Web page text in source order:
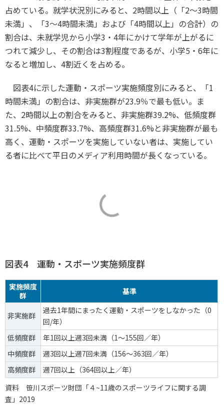
占めている。就学状況別にみると、 2時間以上（「2～3時間
未満」、「3～4時間未満」および「4時間以上」の合計）の
割合は、未就学児から小学3 ・ 4年にかけて学年が上がるに
つれて減少し、その割合は3割程度であるが、小学5 ・ 6年に
なると増加し、 4割近くを占める。
図表4に示した運動・スポーツ実施頻度別にみると、「1
時間未満」の割合は、非実施群が23.9％で最も低い。ま
た、 2時間以上の割合をみると、非実施群39.2%、低頻度群
31.5%、中頻度群33.7%、高頻度群31.6%と非実施群が最も
高く、運動・スポーツを実施していない者は、実施してい
る者に比べて平日のメディア利用時間が長くなっている。
図表4 運動・スポーツ実施頻度群
実施頻度
群
基準
非実施群
過去1年間にまったく運動・スポーツをしなかった（0
回/年）
低頻度群
年1回以上週3回未満（1～155回／年）
中頻度群
週3回以上週7回未満（156～363回／年）
高頻度群
週7回以上（364回以上／年）
資料 笹川スポーツ財団「４~11歳のスポーツライフに関する調
査」2019